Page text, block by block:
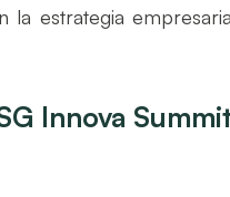
la estrategia
Innova